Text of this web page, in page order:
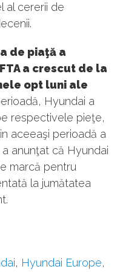
al cererii de
de piaţă a
a crescut de la
opt luni ale
Hyundai a
respectivele pieţe,
aceeaşi perioadă a
anunţat că Hyundai
marcă pentru
la jumătatea
, Hyundai Europe,